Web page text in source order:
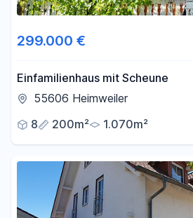
299.000 €
Einfamilienhaus mit Scheune
55606 Heimweiler
8
200m² 1.070m²